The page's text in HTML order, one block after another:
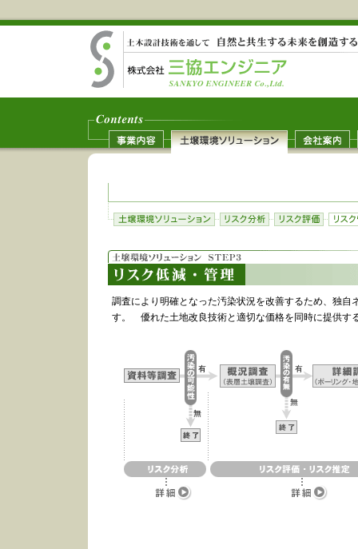
調査により明確となった汚染状況を改善するため、独
す。 優れた土地改良技術と適切な価格を同時に提供す